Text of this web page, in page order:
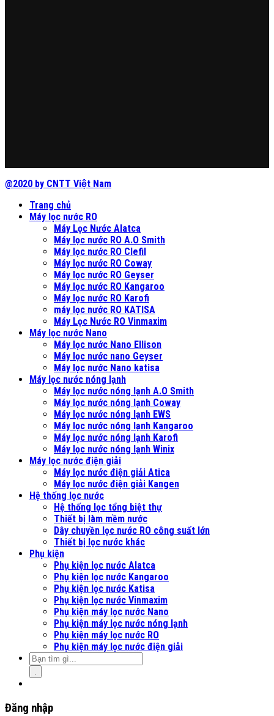
@2020 by CNTT Việt Nam
Trang chủ
Máy lọc nước RO
Máy Lọc Nước Alatca
Máy lọc nước RO A.O Smith
Máy lọc nước RO Clefil
Máy lọc nước RO Coway
Máy lọc nước RO Geyser
Máy lọc nước RO Kangaroo
Máy lọc nước RO Karofi
máy lọc nước RO KATISA
Máy Lọc Nước RO Vinmaxim
Máy lọc nước Nano
Máy lọc nước Nano Ellison
Máy lọc nước nano Geyser
Máy lọc nước Nano katisa
Máy lọc nước nóng lạnh
Máy lọc nước nóng lạnh A.O Smith
Máy lọc nước nóng lạnh Coway
Máy lọc nước nóng lạnh EWS
Máy lọc nước nóng lạnh Kangaroo
Máy lọc nước nóng lạnh Karofi
Máy lọc nước nóng lạnh Winix
Máy lọc nước điện giải
Máy lọc nước điện giải Atica
Máy lọc nước điện giải Kangen
Hệ thống lọc nước
Hệ thống lọc tổng biệt thự
Thiết bị làm mềm nước
Dây chuyền lọc nước RO công suất lớn
Thiết bị lọc nước khác
Phụ kiện
Phụ kiện lọc nước Alatca
Phụ kiện lọc nước Kangaroo
Phụ kiện lọc nước Katisa
Phụ kiện lọc nước Vinmaxim
Phụ kiện máy lọc nước Nano
Phụ kiện máy lọc nước nóng lạnh
Phụ kiện máy lọc nước RO
Phụ kiện máy lọc nước điện giải
.
Đăng nhập